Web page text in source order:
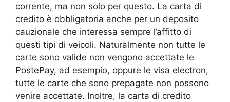
corrente, ma non solo per questo. La carta di
credito è obbligatoria anche per un deposito
cauzionale che interessa sempre l’affitto di
questi tipi di veicoli. Naturalmente non tutte le
carte sono valide non vengono accettate le
PostePay, ad esempio, oppure le visa electron,
tutte le carte che sono prepagate non possono
venire accettate. Inoltre, la carta di credito